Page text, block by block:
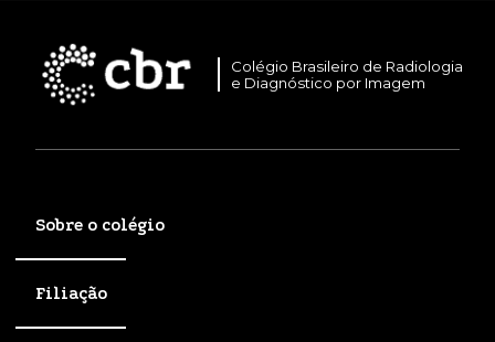
Colégio Brasileiro de Radiologia
e Diagnóstico por Imagem
Sobre o colégio
Filiação